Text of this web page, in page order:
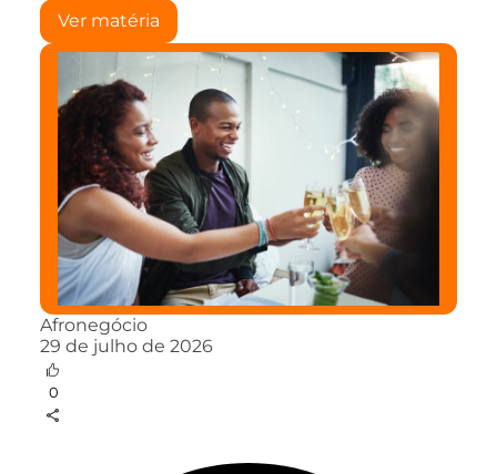
Ver matéria
Afronegócio
29 de julho de 2026
0